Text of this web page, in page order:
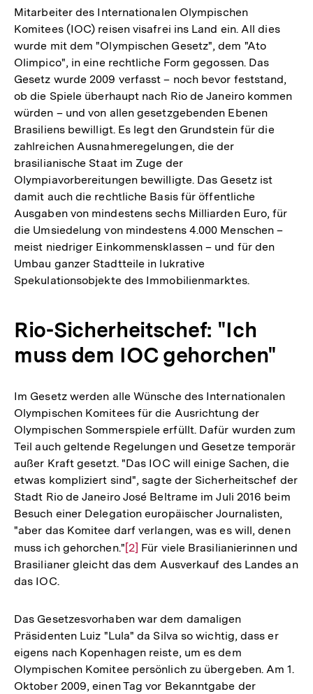
Mitarbeiter des Internationalen Olympischen
Komitees (IOC) reisen visafrei ins Land ein. All dies
wurde mit dem "Olympischen Gesetz", dem "Ato
Olimpico", in eine rechtliche Form gegossen. Das
Gesetz wurde 2009 verfasst – noch bevor feststand,
ob die Spiele überhaupt nach Rio de Janeiro kommen
würden – und von allen gesetzgebenden Ebenen
Brasiliens bewilligt. Es legt den Grundstein für die
zahlreichen Ausnahmeregelungen, die der
brasilianische Staat im Zuge der
Olympiavorbereitungen bewilligte. Das Gesetz ist
damit auch die rechtliche Basis für öffentliche
Ausgaben von mindestens sechs Milliarden Euro, für
die Umsiedelung von mindestens 4.000 Menschen –
meist niedriger Einkommensklassen – und für den
Umbau ganzer Stadtteile in lukrative
Spekulationsobjekte des Immobilienmarktes.
Rio-Sicherheitschef: "Ich
muss dem IOC gehorchen"
Im Gesetz werden alle Wünsche des Internationalen
Olympischen Komitees für die Ausrichtung der
Olympischen Sommerspiele erfüllt. Dafür wurden zum
Teil auch geltende Regelungen und Gesetze temporär
außer Kraft gesetzt. "Das IOC will einige Sachen, die
etwas kompliziert sind", sagte der Sicherheitschef der
Stadt Rio de Janeiro José Beltrame im Juli 2016 beim
Besuch einer Delegation europäischer Journalisten,
"aber das Komitee darf verlangen, was es will, denen
muss ich gehorchen." Zur
Auflösung
[2] Für viele Brasilianierinnen und
Brasilianer gleicht das dem Ausverkauf des Landes an
das IOC.
Das Gesetzesvorhaben war dem damaligen
Präsidenten Luiz "Lula" da Silva so wichtig, dass er
eigens nach Kopenhagen reiste, um es dem
Olympischen Komitee persönlich zu übergeben. Am 1.
Oktober 2009, einen Tag vor Bekanntgabe der